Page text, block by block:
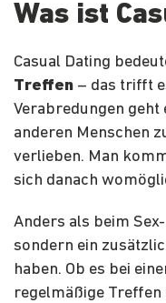
Was ist
Casual Dating
Treffen – das trifft
Verabredungen geht
anderen Menschen
verlieben. Man
sich danach
Anders als beim
sondern ein
haben. Ob es bei
regelmäßige